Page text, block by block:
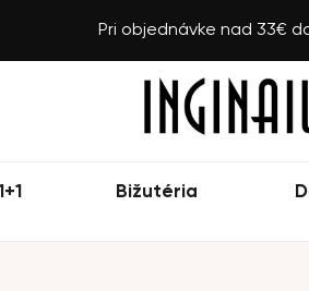
Pri objednávke nad 33€
Bižutéria